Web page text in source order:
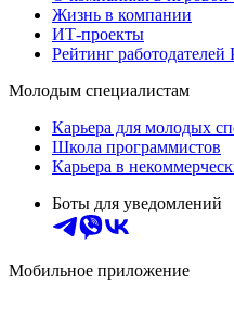
Жизнь в компании
ИТ-проекты
Рейтинг работодателей
Молодым специалистам
Карьера для молодых
Школа программистов
Карьера в
Боты для уведомлений
Мобильное приложение